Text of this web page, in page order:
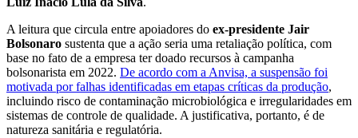
A leitura que circula entre apoiadores do ex-presidente Jair
Bolsonaro sustenta que a ação seria uma retaliação política, com
base no fato de a empresa ter doado recursos à campanha
bolsonarista em 2022. De acordo com a Anvisa, a suspensão foi
motivada por falhas identificadas em etapas críticas da produção,
incluindo risco de contaminação microbiológica e irregularidades em
sistemas de controle de qualidade. A justificativa, portanto, é de
natureza sanitária e regulatória.